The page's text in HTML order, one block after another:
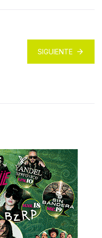
SIGUIENTE